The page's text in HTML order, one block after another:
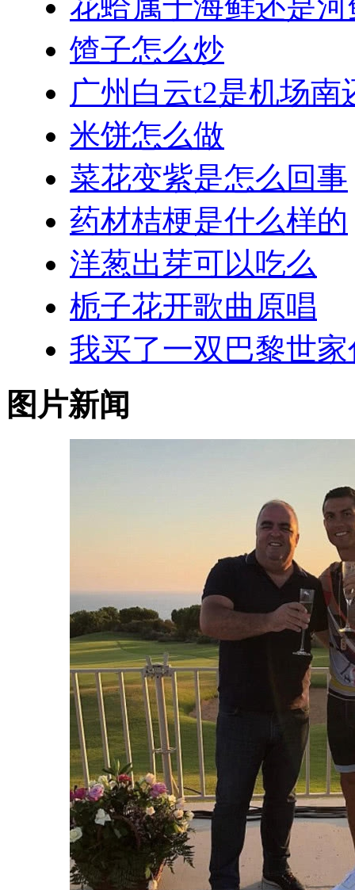
花蛤属于海鲜还是河
馇子怎么炒
广州白云t2是机场南
米饼怎么做
菜花变紫是怎么回事
药材桔梗是什么样的
洋葱出芽可以吃么
栀子花开歌曲原唱
我买了一双巴黎世
图片新闻